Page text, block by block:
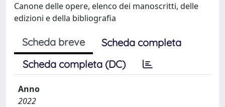
Canone delle opere, elenco dei manoscritti, delle
edizioni e della bibliografia
Scheda breve
Scheda completa
Scheda completa (DC)
Anno
2022